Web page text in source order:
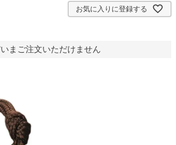
お気に入りに登録する
まご注文いただけません